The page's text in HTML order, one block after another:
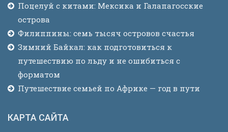
Поцелуй с китами: Мексика и Галапагосские
острова
Филиппины: семь тысяч островов счастья
Зимний Байкал: как подготовиться к
путешествию по льду и не ошибиться с
форматом
Путешествие семьей по Африке — год в пути
КАРТА САЙТА